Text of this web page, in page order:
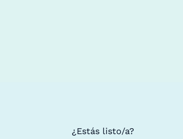
¿Estás listo/a?